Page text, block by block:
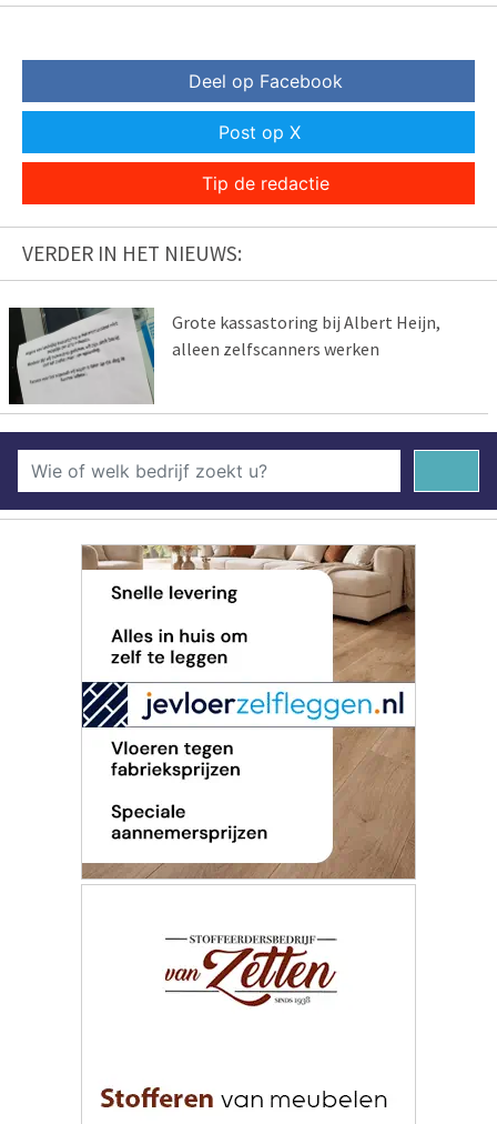
Deel op Facebook
Post op X
Tip de redactie
VERDER IN HET NIEUWS:
Grote kassastoring bij Albert Heijn,
alleen zelfscanners werken